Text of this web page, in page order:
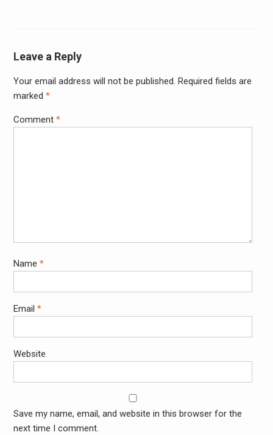
Leave a Reply
Your email address will not be published. Required fields are
marked *
Comment *
Name *
Email *
Website
Save my name, email, and website in this browser for the
next time I comment.